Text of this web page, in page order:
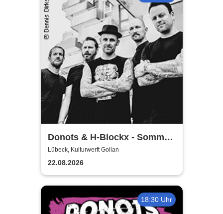
Donots & H-Blockx - Sommer
Shows 2026
Lübeck, Kulturwerft Gollan
22.08.2026
18:30 Uhr